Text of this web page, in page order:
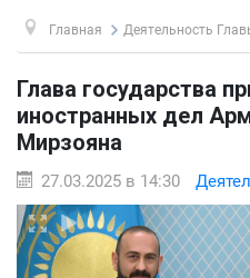
Главная Деятельность
Глава государства
иностранных дел
Мирзояна
27.03.2025 в 14:30